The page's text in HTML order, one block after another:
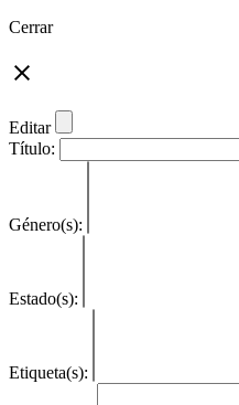
Cerrar
Editar
Título:
Género(s):
Estado(s):
Etiqueta(s):